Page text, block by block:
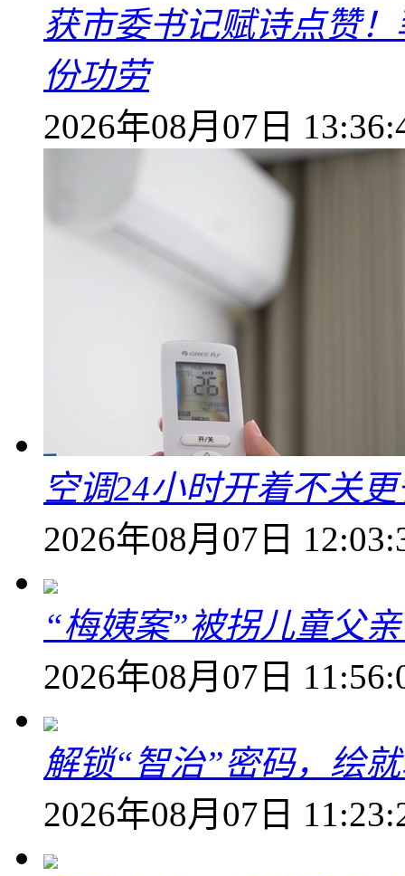
获市委书记赋诗点赞
份功劳
2026年08月07日
空调24小时开着不关
2026年08月07日
“梅姨案”被拐儿童父
2026年08月07日
解锁“智治”密码，绘
2026年08月07日